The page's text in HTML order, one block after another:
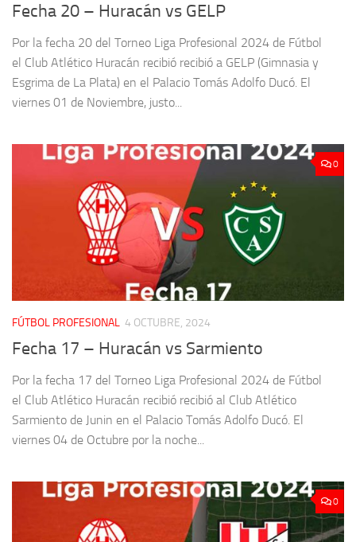
Fecha 20 – Huracán vs GELP
Por la fecha 20 del Torneo Liga Profesional 2024 de Fútbol
el Club Atlético Huracán recibió recibió a GELP (Gimnasia y
Esgrima de La Plata) en el Palacio Tomás Adolfo Ducó. El
viernes 01 de Noviembre, justo...
0
FÚTBOL PROFESIONAL 4 OCTUBRE, 2024
Fecha 17 – Huracán vs Sarmiento
Por la fecha 17 del Torneo Liga Profesional 2024 de Fútbol
el Club Atlético Huracán recibió recibió al Club Atlético
Sarmiento de Junin en el Palacio Tomás Adolfo Ducó. El
viernes 04 de Octubre por la noche...
0